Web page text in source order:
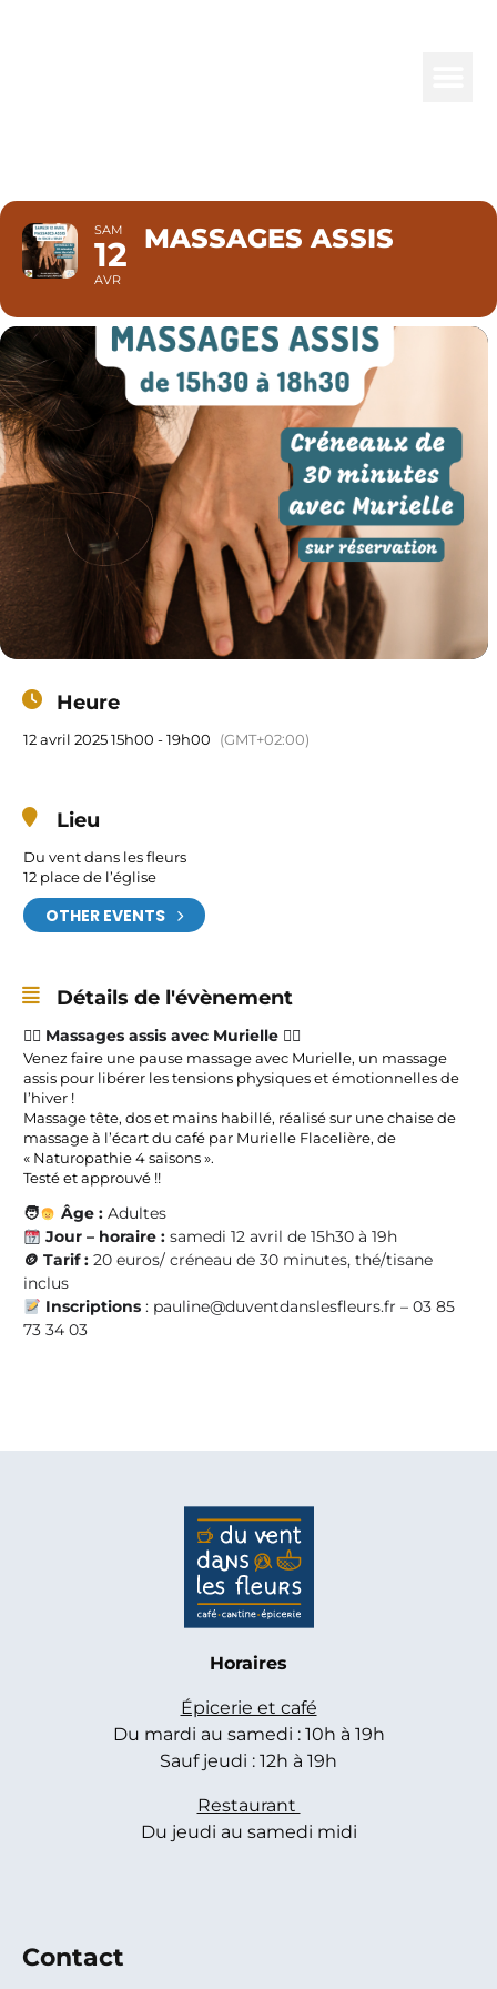
SAM
12
AVR
MASSAGES ASSIS
Heure
12 avril 2025 15h00 - 19h00 (GMT+02:00)
Lieu
Du vent dans les fleurs
12 place de l’église
OTHER EVENTS
Détails de l'évènement
💆‍♀️ Massages assis avec Murielle 💆‍♂️
Venez faire une pause massage avec Murielle, un massage
assis pour libérer les tensions physiques et émotionnelles de
l’hiver !
Massage tête, dos et mains habillé, réalisé sur une chaise de
massage à l’écart du café par Murielle Flacelière, de
« Naturopathie 4 saisons ».
Testé et approuvé !!
🧑 Âge :Adultes
Jour – horaire :samedi 12 avril de 15h30 à 19h
🪙 Tarif : 20 euros/ créneau de 30 minutes, thé/tisane
inclus
Inscriptions: pauline@duventdanslesfleurs.fr – 03 85
73 34 03
Horaires
Épicerie et café
Du mardi au samedi : 10h à 19h
Sauf jeudi : 12h à 19h
Restaurant
Du jeudi au samedi midi
Contact